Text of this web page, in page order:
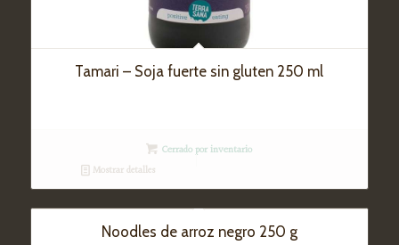
Tamari – Soja fuerte sin gluten 250 ml
Cerrado por inventario
Mostrar detalles
Noodles de arroz negro 250 g